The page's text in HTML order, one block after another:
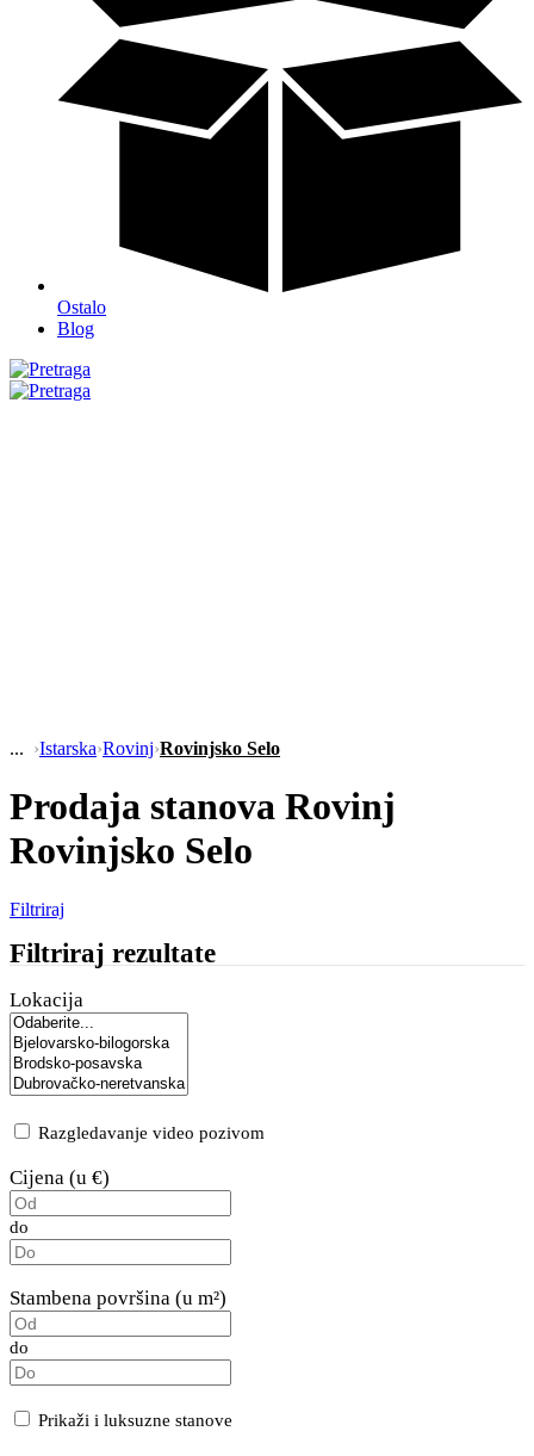
Ostalo
Blog
›Istarska›Rovinj›Rovinjsko Selo
Prodaja stanova Rovinj
Rovinjsko Selo
Filtriraj
Filtriraj rezultate
Lokacija
Razgledavanje video pozivom
Cijena (u €)
do
Stambena površina (u m²)
do
Prikaži i luksuzne stanove